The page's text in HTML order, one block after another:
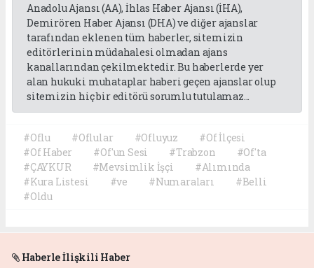
Anadolu Ajansı (AA), İhlas Haber Ajansı (İHA),
Demirören Haber Ajansı (DHA) ve diğer ajanslar
tarafından eklenen tüm haberler, sitemizin
editörlerinin müdahalesi olmadan ajans
kanallarından çekilmektedir. Bu haberlerde yer
alan hukuki muhataplar haberi geçen ajanslar olup
sitemizin hiç bir editörü sorumlu tutulamaz...
#Oflu #Oflular #Ofluyuz
#Of İlçesi
#Of Haber
#Of'un Sesi #Trabzon
#Of'ta
#ÇAYKUR
#Mevsimlik İşçi
#Alımında
#Kura Listesi
#ve #Numaraları
#Belli
#Oldu
Haberle İlişkili Haber